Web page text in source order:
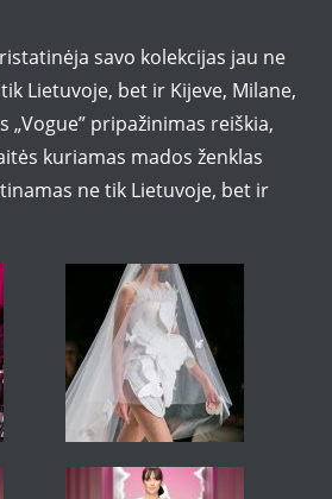
savo kolekcijas jau ne
Lietuvoje, bet ir Kijeve, Milane,
„Vogue” pripažinimas reiškia,
kuriamas mados ženklas
ne tik Lietuvoje, bet ir